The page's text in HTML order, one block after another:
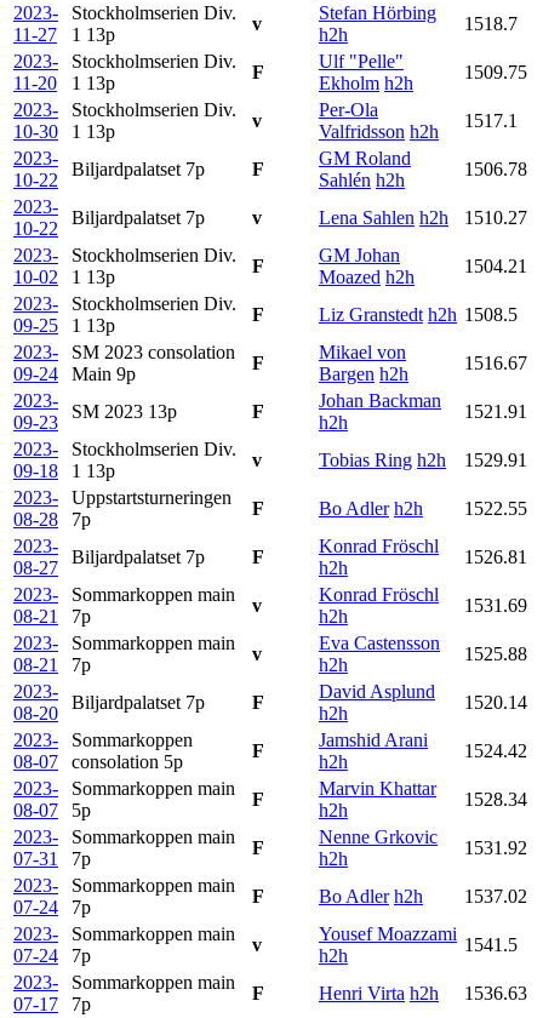
2023-
11-27
Stockholmserien Div.
1 13p
v
Stefan Hörbing
h2h
1518.7
2023-
11-20
Stockholmserien Div.
1 13p
F
Ulf "Pelle"
Ekholm h2h
1509.75
2023-
10-30
Stockholmserien Div.
1 13p
v
Per-Ola
Valfridsson h2h
1517.1
2023-
10-22
Biljardpalatset 7p F
GM Roland
Sahlén h2h
1506.78
2023-
10-22
Biljardpalatset 7p v Lena Sahlen h2h
1510.27
2023-
10-02
Stockholmserien Div.
1 13p
F
GM Johan
Moazed h2h
1504.21
2023-
09-25
Stockholmserien Div.
1 13p
F Liz Granstedt h2h 1508.5
2023-
09-24
SM 2023 consolation
Main 9p
F
Mikael von
Bargen h2h
1516.67
2023-
09-23
SM 2023 13p F
Johan Backman
h2h
1521.91
2023-
09-18
Stockholmserien Div.
1 13p
v Tobias Ring h2h
1529.91
2023-
08-28
Uppstartsturneringen
7p
F Bo Adler h2h
1522.55
2023-
08-27
Biljardpalatset 7p F
Konrad Fröschl
h2h
1526.81
2023-
08-21
Sommarkoppen main
7p
v
Konrad Fröschl
h2h
1531.69
2023-
08-21
Sommarkoppen main
7p
v
Eva Castensson
h2h
1525.88
2023-
08-20
Biljardpalatset 7p F
David Asplund
h2h
1520.14
2023-
08-07
Sommarkoppen
consolation 5p
F
Jamshid Arani
h2h
1524.42
2023-
08-07
Sommarkoppen main
5p
F
Marvin Khattar
h2h
1528.34
2023-
07-31
Sommarkoppen main
7p
F
Nenne Grkovic
h2h
1531.92
2023-
07-24
Sommarkoppen main
7p
F Bo Adler h2h
1537.02
2023-
07-24
Sommarkoppen main
7p
v
Yousef Moazzami
h2h
1541.5
2023-
07-17
Sommarkoppen main
7p
F Henri Virta h2h
1536.63